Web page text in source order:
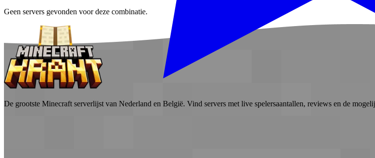
Geen servers gevonden voor deze combinatie.
De grootste Minecraft serverlijst van Nederland en België. Vind servers met live spelersaantallen, reviews en de